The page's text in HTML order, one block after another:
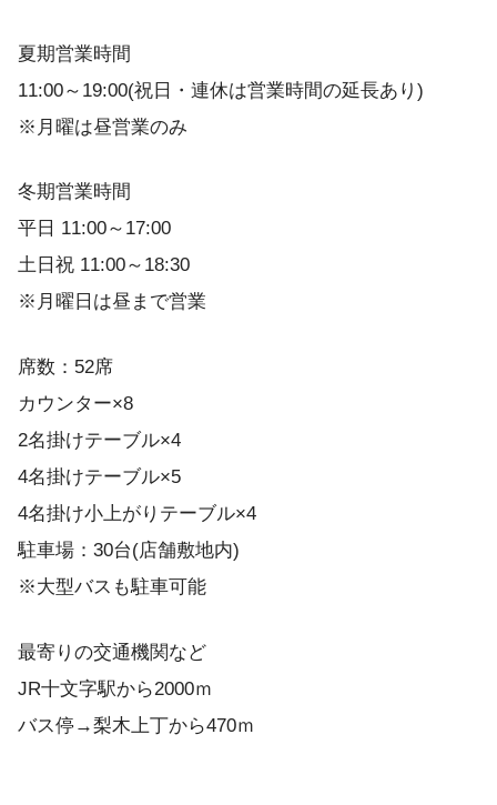
夏期営業時間
11:00～19:00(祝日・連休は営業時間の延長あり)
※月曜は昼営業のみ
冬期営業時間
平日 11:00～17:00
土日祝 11:00～18:30
※月曜日は昼まで営業
席数：52席
カウンター×8
2名掛けテーブル×4
4名掛けテーブル×5
4名掛け小上がりテーブル×4
駐車場：30台(店舗敷地内)
※大型バスも駐車可能
最寄りの交通機関など
JR十文字駅から2000ｍ
バス停→梨木上丁から470ｍ